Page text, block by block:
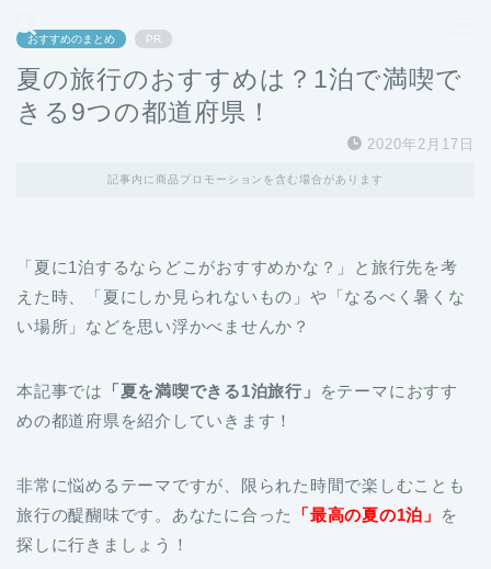
おすすめのまとめ PR
夏の旅行のおすすめは？1泊で満喫で
きる9つの都道府県！
2020年2月17日
記事内に商品プロモーションを含む場合があります
「夏に1泊するならどこがおすすめかな？」と旅行先を考
えた時、「夏にしか見られないもの」や「なるべく暑くな
い場所」などを思い浮かべませんか？
本記事では 「夏を満喫できる1泊旅行」
をテーマにおすす
めの都道府県を紹介していきます！
非常に悩めるテーマですが、限られた時間で楽しむことも
旅行の醍醐味です。あなたに合った
「最高の夏の1泊」
を
探しに行きましょう！